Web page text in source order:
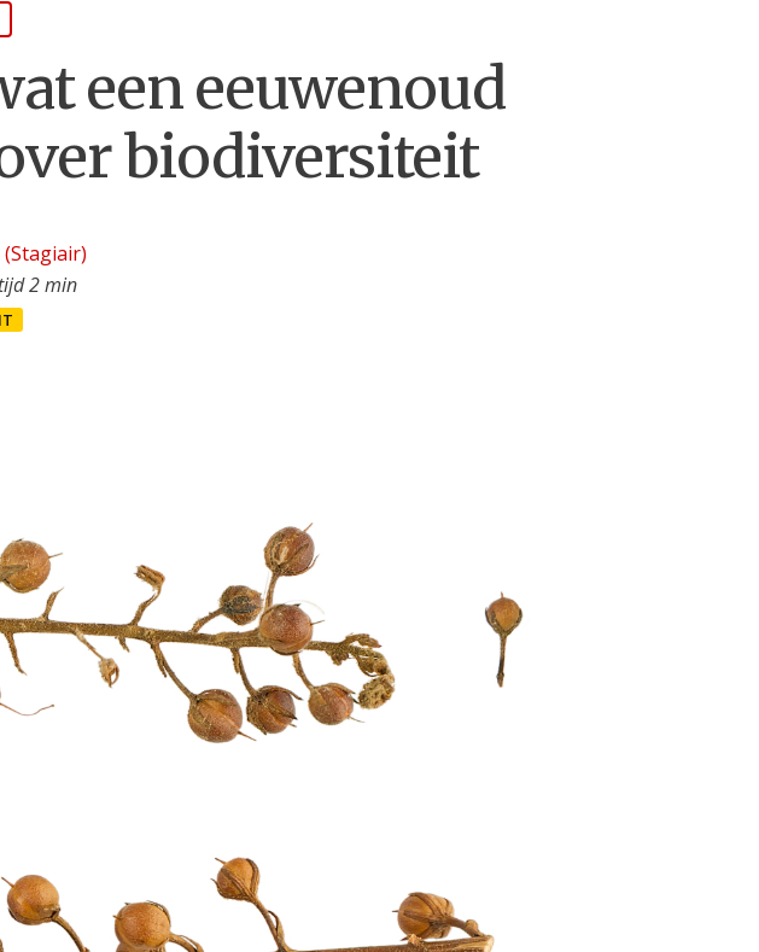
een eeuwenoud
biodiversiteit
(Stagiair)
2 min